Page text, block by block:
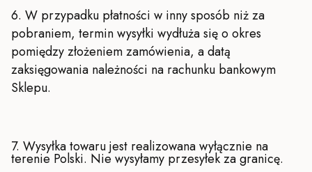
6. W przypadku płatności w inny sposób niż za
pobraniem, termin wysyłki wydłuża się o okres
pomiędzy złożeniem zamówienia, a datą
zaksięgowania należności na rachunku bankowym
Sklepu.
7. Wysyłka towaru jest realizowana wyłącznie na
terenie Polski. Nie wysyłamy przesyłek za granicę.